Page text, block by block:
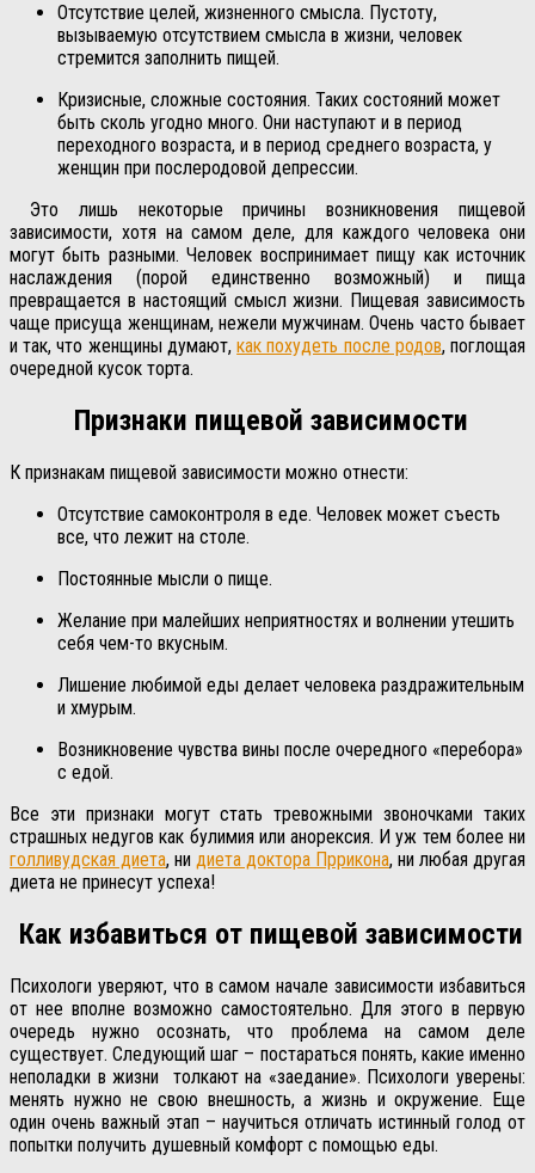
Отсутствие целей, жизненного смысла. Пустоту,
вызываемую отсутствием смысла в жизни, человек
стремится заполнить пищей.
Кризисные, сложные состояния. Таких состояний может
быть сколь угодно много. Они наступают и в период
переходного возраста, и в период среднего возраста, у
женщин при послеродовой депрессии.
Это лишь некоторые причины возникновения пищевой
зависимости, хотя на самом деле, для каждого человека они
могут быть разными. Человек воспринимает пищу как источник
наслаждения (порой единственно возможный) и пища
превращается в настоящий смысл жизни. Пищевая зависимость
чаще присуща женщинам, нежели мужчинам. Очень часто бывает
и так, что женщины думают,как похудеть после родов, поглощая
очередной кусок торта.
Признаки пищевой зависимости
К признакам пищевой зависимости можно отнести:
Отсутствие самоконтроля в еде. Человек может съесть
все, что лежит на столе.
Постоянные мысли о пище.
Желание при малейших неприятностях и волнении утешить
себя чем-то вкусным.
Лишение любимой еды делает человека раздражительным
и хмурым.
Возникновение чувства вины после очередного «перебора»
с едой.
Все эти признаки могут стать тревожными звоночками таких
страшных недугов как булимия или анорексия. И уж тем более ни
голливудская диета, ни диета доктора Пррикона, ни любая другая
диета не принесут успеха!
Как избавиться от пищевой зависимости
Психологи уверяют, что в самом начале зависимости избавиться
от нее вполне возможно самостоятельно. Для этого в первую
очередь нужно осознать, что проблема на самом деле
существует. Следующий шаг – постараться понять, какие именно
неполадки в жизни
толкают на «заедание». Психологи уверены:
менять нужно не свою внешность, а жизнь и окружение. Еще
один очень важный этап – научиться отличать истинный голод от
попытки получить душевный комфорт с помощью еды.